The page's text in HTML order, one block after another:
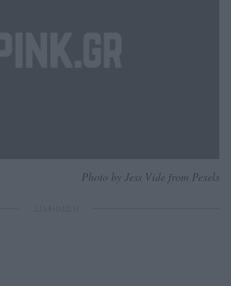
Photo by Jess Vide from Pexels